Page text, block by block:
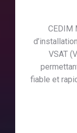
CEDIM
VSAT
fiable et